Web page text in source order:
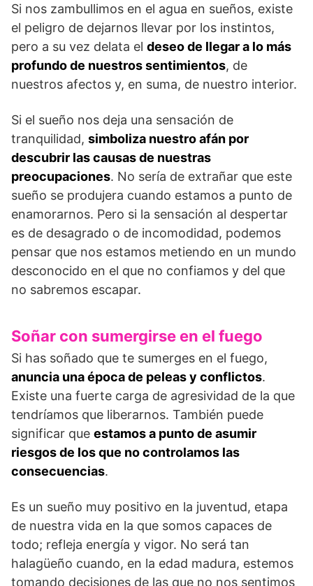
Si nos zambullimos en el agua en sueños, existe
el peligro de dejarnos llevar por los instintos,
pero a su vez delata el deseo de llegar a lo más
profundo de nuestros sentimientos, de
nuestros afectos y, en suma, de nuestro interior.
Si el sueño nos deja una sensación de
tranquilidad, simboliza nuestro afán por
descubrir las causas de nuestras
preocupaciones. No sería de extrañar que este
sueño se produjera cuando estamos a punto de
enamorarnos. Pero si la sensación al despertar
es de desagrado o de incomodidad, podemos
pensar que nos estamos metiendo en un mundo
desconocido en el que no confiamos y del que
no sabremos escapar.
Soñar con sumergirse en el fuego
Si has soñado que te sumerges en el fuego,
anuncia una época de peleas y conflictos.
Existe una fuerte carga de agresividad de la que
tendríamos que liberarnos. También puede
significar que estamos a punto de asumir
riesgos de los que no controlamos las
consecuencias.
Es un sueño muy positivo en la juventud, etapa
de nuestra vida en la que somos capaces de
todo; refleja energía y vigor. No será tan
halagüeño cuando, en la edad madura, estemos
tomando decisiones de las que no nos sentimos